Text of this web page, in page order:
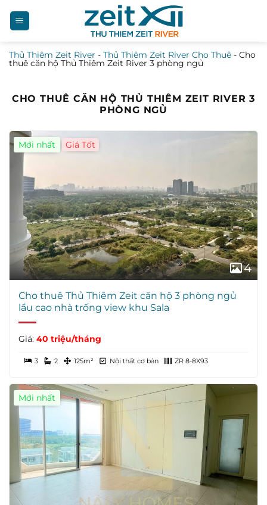
qua
nội
dung
Thủ Thiêm Zeit River - Thủ Thiêm Zeit River Cho Thuê - Cho
thuê căn hộ Thủ Thiêm Zeit River 3 phòng ngủ
CHO THUÊ CĂN HỘ THỦ THIÊM ZEIT RIVER 3
PHÒNG NGỦ
Mới nhất Giá Tốt
4
Cho thuê Thủ Thiêm Zeit căn hộ 3 phòng ngủ
lầu cao nhà trống view khu Sala
Giá: 40 triệu/tháng
3 2 125m² Nội thất cơ bản ZR 8-8X93
Mới nhất